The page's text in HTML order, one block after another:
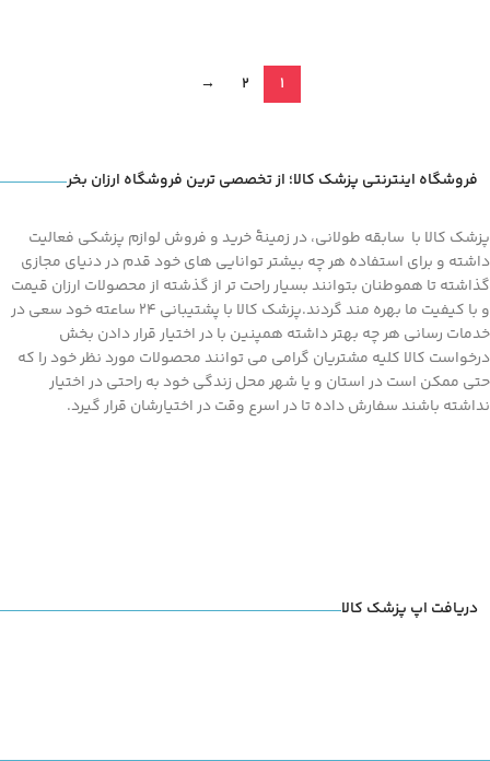
1
2
→
فروشگاه اینترنتی پزشک کالا؛ از تخصصی ترین فروشگاه ارزان بخر
پزشک کالا با سابقه طولانی، در زمینۀ خرید و فروش لوازم پزشکی فعالیت
داشته و برای استفاده هر چه بیشتر توانایی های خود قدم در دنیای مجازی
گذاشته تا هموطنان بتوانند بسیار راحت تر از گذشته از محصولات ارزان قیمت
و با کیفیت ما بهره مند گردند.پزشک کالا با پشتیبانی 24 ساعته خود سعی در
خدمات رسانی هر چه بهتر داشته همپنین با در اختیار قرار دادن بخش
درخواست کالا کلیه مشتریان گرامی می توانند محصولات مورد نظر خود را که
حتی ممکن است در استان و یا شهر محل زندگی خود به راحتی در اختیار
نداشته باشند سفارش داده تا در اسرع وقت در اختیارشان قرار گیرد.
دریافت اپ پزشک کالا